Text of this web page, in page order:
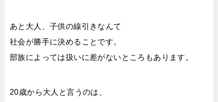
あと大人、子供の線引きなんて
社会が勝手に決めることです。
部族によっては扱いに差がないところもあります。
20歳から大人と言うのは、